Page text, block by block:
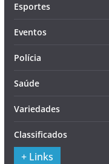
Esportes
Eventos
Polícia
Saúde
Variedades
Classificados
+ Links